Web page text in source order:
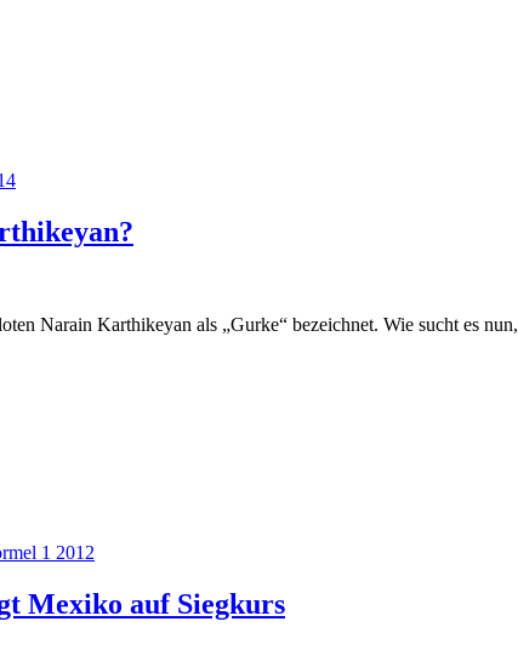
Narain Karthikeyan als „Gurke“ bezeichnet. Wie sucht es nun,
1 2012
Mexiko auf Siegkurs